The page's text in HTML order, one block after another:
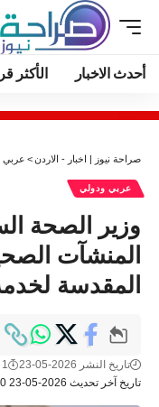
أحدث الاخبار الأكثر
صراحة نيوز | اخبار - الاردن> عربي
عربي ودولي
وزير الصحة
المنشآت
المقدسة
تاريخ آخر تحديث 2026-05-23 10:10 مساءً
تاريخ النشر 2026-05-23 1 د للقراءة